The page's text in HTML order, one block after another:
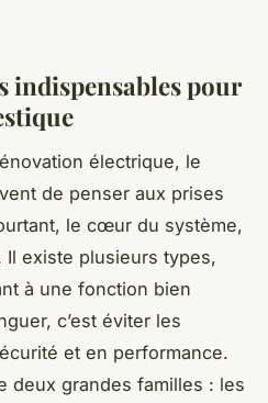
indispensables pour
électrique, le
de penser aux prises
le cœur du système,
Il existe plusieurs types,
à une fonction bien
c’est éviter les
et en performance.
deux grandes familles : les